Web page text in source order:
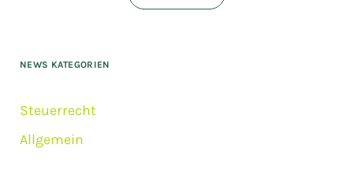
NEWS KATEGORIEN
Steuerrecht
Allgemein